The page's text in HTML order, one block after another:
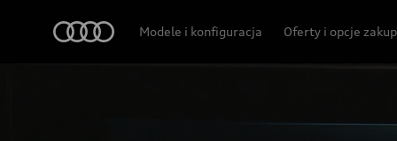
Modele i konfiguracja Oferty i opcje